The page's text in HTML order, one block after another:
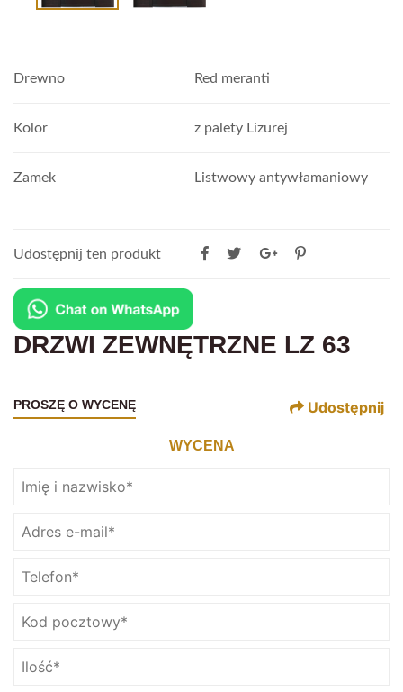
Drewno Red meranti
Kolor z palety Lizurej
Zamek Listwowy antywłamaniowy
Udostępnij ten produkt
DRZWI ZEWNĘTRZNE LZ 63
PROSZĘ O WYCENĘ Udostępnij
WYCENA